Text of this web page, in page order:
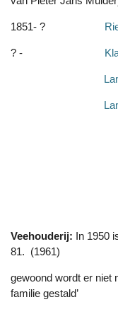
1851- ?
? - Klaas
Lammert
Lammert
Veehouderij: In 1950
81. (1961)
gewoond wordt er niet
familie gestald’